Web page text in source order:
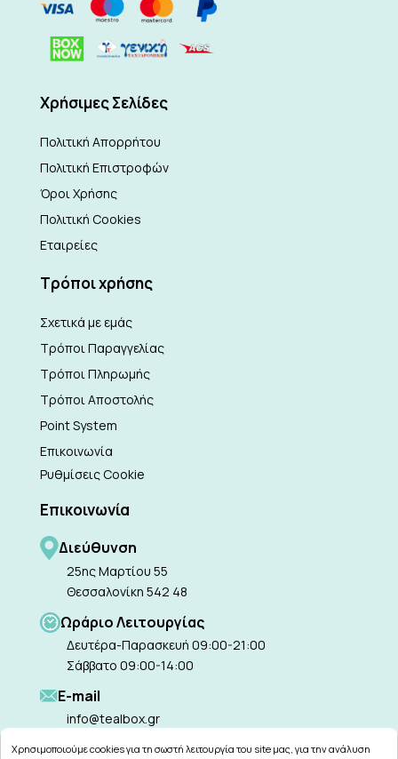
Xρήσιμες Σελίδες
Πολιτική Απορρήτου
Πολιτική Επιστροφών
Όροι Χρήσης
Πολιτική Cookies
Εταιρείες
Τρόποι χρήσης
Σχετικά με εμάς
Τρόποι Παραγγελίας
Τρόποι Πληρωμής
Τρόποι Αποστολής
Point System
Επικοινωνία
Ρυθμίσεις Cookie
Επικοινωνία
Διεύθυνση
25ης Μαρτίου 55
Θεσσαλονίκη 542 48
Ωράριο Λειτουργίας
Δευτέρα-Παρασκευή 09:00-21:00
Σάββατο 09:00-14:00
Ε-mail
info@tealbox.gr
Χρησιμοποιούμε cookies για τη σωστή λειτουργία του site μας, για την ανάλυση